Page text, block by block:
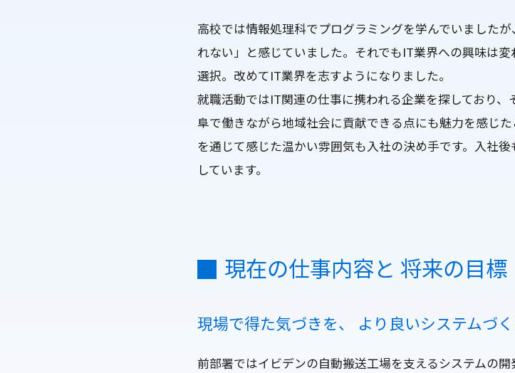
高校では情報処理科でプログラミングを学んでいました
れない」と感じていました。それでもIT業界への興味は
選択。改めてIT業界を志すようになりました。
就職活動ではIT関連の仕事に携われる企業を探しており
阜で働きながら地域社会に貢献できる点にも魅力を感じ
を通じて感じた温かい雰囲気も入社の決め手です。入社
しています。
現在の仕事内容と 将来の目標
現場で得た気づきを、 より良いシステムづ
前部署ではイビデンの自動搬送工場を支えるシステムの